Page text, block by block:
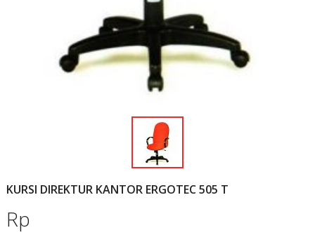
KURSI DIREKTUR KANTOR ERGOTEC 505 T
Rp